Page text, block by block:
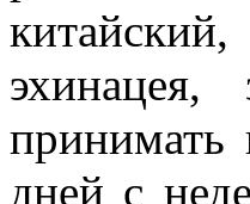
принимать
дней с